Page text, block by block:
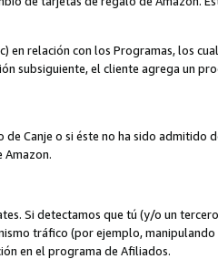
relación con los Programas, los
subsiguiente, el cliente agrega un
de Canje o si éste no ha sido
Amazon.
Si detectamos que tú (y/o un
tráfico (por ejemplo,
en el programa de Afiliados.